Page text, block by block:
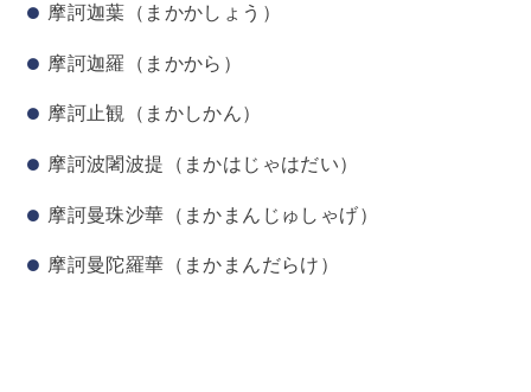
摩訶迦葉（まかかしょう）
摩訶迦羅（まかから）
摩訶止観（まかしかん）
摩訶波闍波提（まかはじゃはだい）
摩訶曼珠沙華（まかまんじゅしゃげ）
摩訶曼陀羅華（まかまんだらけ）